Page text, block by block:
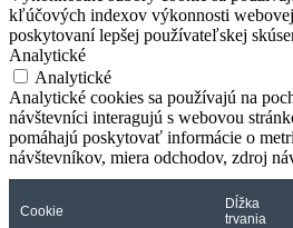
kľúčových indexov výkonnosti
poskytovaní lepšej používateľskej
Analytické
Analytické
Analytické cookies sa používajú na
návštevníci interagujú s webovou
pomáhajú poskytovať informácie o
návštevníkov, miera odchodov, zdroj
Cookie
Dĺžka
trvania